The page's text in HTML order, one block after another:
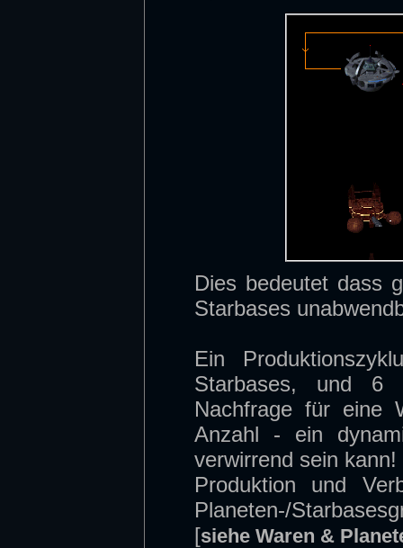
Dies bedeutet dass
Starbases
Ein
Starbases, und 6
Nachfrage für eine
Anzahl - ein
verwirrend sein kann!
Produktion und
Planeten-/
[siehe Waren &